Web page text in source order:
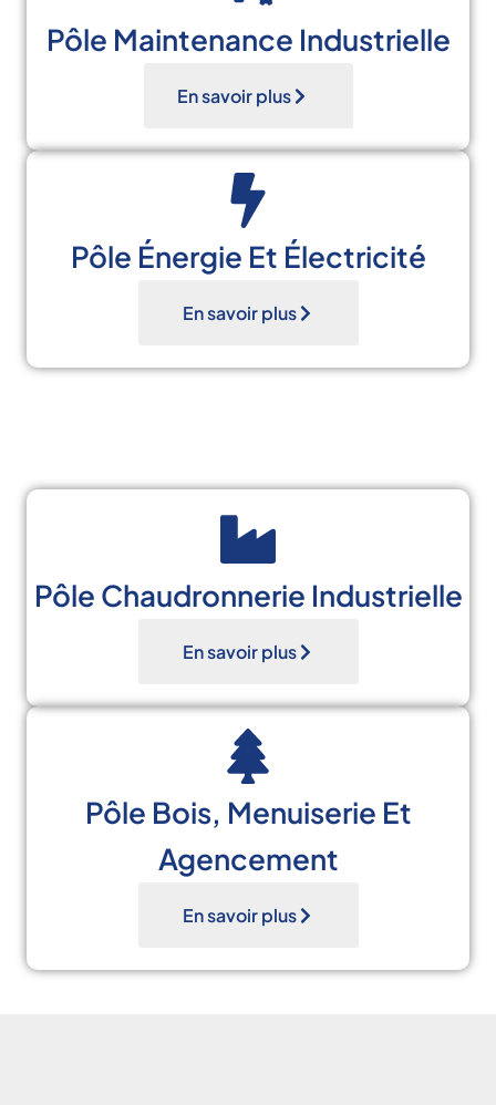
Pôle Maintenance Industrielle
En savoir plus
Pôle Énergie Et Électricité
En savoir plus
Pôle Chaudronnerie Industrielle
En savoir plus
Pôle Bois, Menuiserie Et
Agencement
En savoir plus